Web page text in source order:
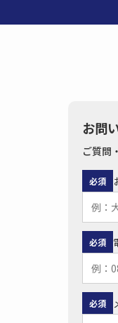
お問
ご質問
必須
必須
必須